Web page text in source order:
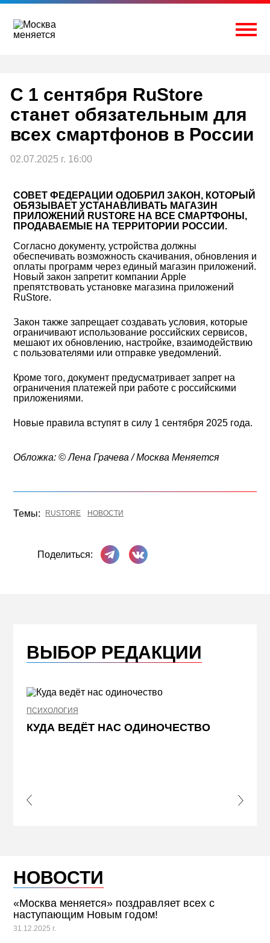
Перейти
содержимому
С 1 сентября RuStore
станет обязательным для
всех смартфонов в России
02.07.2025 г. 16:00
СОВЕТ ФЕДЕРАЦИИ ОДОБРИЛ ЗАКОН, КОТОРЫЙ
ОБЯЗЫВАЕТ УСТАНАВЛИВАТЬ МАГАЗИН
ПРИЛОЖЕНИЙ RUSTORE НА ВСЕ СМАРТФОНЫ,
ПРОДАВАЕМЫЕ НА ТЕРРИТОРИИ РОССИИ.
Согласно документу, устройства должны
обеспечивать возможность скачивания, обновления и
оплаты программ через единый магазин приложений.
Новый закон запретит компании Apple
препятствовать установке магазина приложений
RuStore.
Закон также запрещает создавать условия, которые
ограничивают использование российских сервисов,
мешают их обновлению, настройке, взаимодействию
с пользователями или отправке уведомлений.
Кроме того, документ предусматривает запрет на
ограничения платежей при работе с российскими
приложениями.
Новые правила вступят в силу 1 сентября 2025 года.
Обложка: © Лена Грачева / Москва Меняется
Темы: RUSTORE НОВОСТИ
Поделиться:
Поделиться в Телеграме
Поделиться ВКонтакте
ВЫБОР РЕДАКЦИИ
ПСИХОЛОГИЯ
КУДА ВЕДЁТ НАС ОДИНОЧЕСТВО
Slide
Next
НОВОСТИ
«Москва меняется» поздравляет всех с
наступающим Новым годом!
31.12.2025 г.